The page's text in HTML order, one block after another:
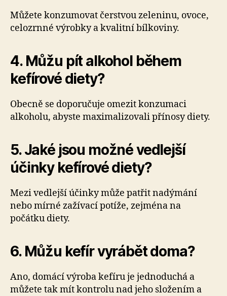
Můžete konzumovat čerstvou zeleninu, ovoce,
celozrnné výrobky a kvalitní bílkoviny.
4. Můžu pít alkohol během
kefírové diety?
Obecně se doporučuje omezit konzumaci
alkoholu, abyste maximalizovali přínosy diety.
5. Jaké jsou možné vedlejší
účinky kefírové diety?
Mezi vedlejší účinky může patřit nadýmání
nebo mírné zažívací potíže, zejména na
počátku diety.
6. Můžu kefír vyrábět doma?
Ano, domácí výroba kefíru je jednoduchá a
můžete tak mít kontrolu nad jeho složením a